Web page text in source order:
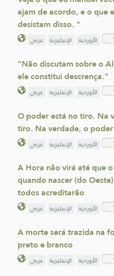
ajam de acordo, e o que
desistam disso. "
عربي الإنجليزية الأوردية
"Não discutam sobre o
ele constitui descrença."
عربي الإنجليزية الأوردية
O poder está no tiro. Na
tiro. Na verdade, o
عربي الإنجليزية الأوردية
A Hora não virá até que
quando nascer (do
todos acreditarão
عربي الإنجليزية الأوردية
A morte será trazida na
preto e branco
عربي الإنجليزية الأوردية